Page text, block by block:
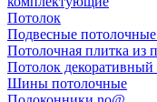
Потолок
Подвесные
Потолочная плитка из
Потолок
Шины потолочные